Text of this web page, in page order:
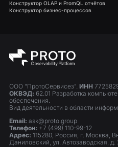
Конструктор OLAP и PromQL отчётов
Конструктор бизнес-процессов
ООО "ПротоСервисез". ИНН
ОКВЭД: 62.01 Разработка
обеспечения.
Вид деятельности в области
Email: ask@proto.group
Телефон: +7 (499) 110-99-12
Адрес: 115280, Россия, г. Москва,
Даниловский, ул. Автозаводская,